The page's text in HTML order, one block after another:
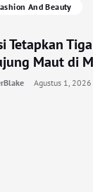
And Beauty
Tetapkan
Maut di
Agustus 1, 2026